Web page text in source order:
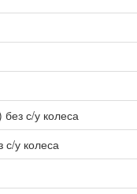
с/у колеса
с/у колеса